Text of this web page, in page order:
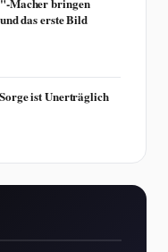
das erste Bild
ist Unerträglich